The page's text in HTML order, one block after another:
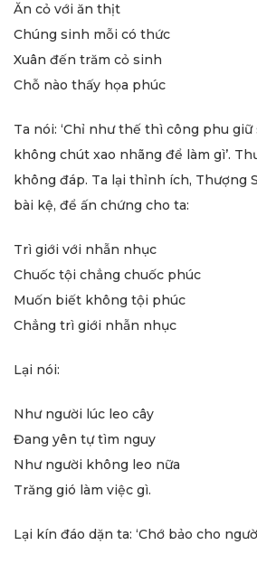
Ăn cỏ với ăn thịt
Chúng sinh mỗi có thức
Xuân đến trăm cỏ sinh
Chỗ nào thấy họa phúc
Ta nói: ‘Chỉ như thế thì công phu
không chút xao nhãng để làm gì’.
không đáp. Ta lại thỉnh ích, Thượng
bài kệ, để ấn chứng cho ta:
Trì giới với nhẫn nhục
Chuốc tội chẳng chuốc phúc
Muốn biết không tội phúc
Chẳng trì giới nhẫn nhục
Lại nói:
Như người lúc leo cây
Đang yên tự tìm nguy
Như người không leo nữa
Trăng gió làm việc gì.
Lại kín đáo dặn ta: ‘Chớ bảo cho